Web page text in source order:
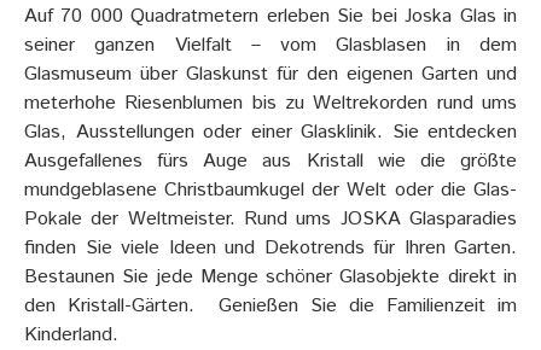
Auf 70 000 Quadratmetern erleben Sie bei Joska Glas in
seiner ganzen Vielfalt – vom Glasblasen in dem
Glasmuseum über Glaskunst für den eigenen Garten und
meterhohe Riesenblumen bis zu Weltrekorden rund ums
Glas, Ausstellungen oder einer Glasklinik. Sie entdecken
Ausgefallenes fürs Auge aus Kristall wie die größte
mundgeblasene Christbaumkugel der Welt oder die Glas-
Pokale der Weltmeister. Rund ums JOSKA Glasparadies
finden Sie viele Ideen und Dekotrends für Ihren Garten.
Bestaunen Sie jede Menge schöner Glasobjekte direkt in
den Kristall-Gärten. Genießen Sie die Familienzeit im
Kinderland.